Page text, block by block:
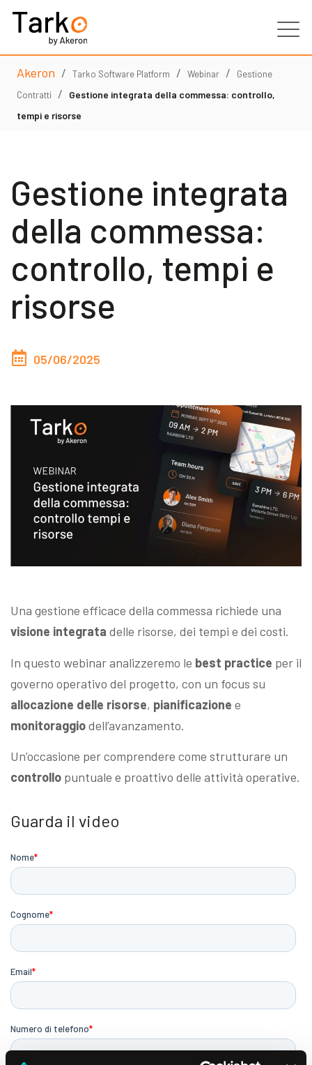
Prodotti
Servizi
Partner
Risorse
Akeron / Tarko Software Platform / Webinar /
Gestione
Contratti
/
Gestione integrata della commessa: controllo,
tempi e risorse
Gestione integrata
della commessa:
controllo, tempi e
risorse
05/06/2025
Una gestione efficace della commessa richiede una
visione integrata delle risorse, dei tempi e dei costi.
In questo webinar analizzeremo le best practice per il
governo operativo del progetto, con un focus su
allocazione delle risorse, pianificazione e
monitoraggiodell’avanzamento.
Un’occasione per comprendere come strutturare un
controllo puntuale e proattivo delle attività operative.
Guarda il video